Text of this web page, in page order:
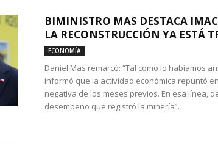
BIMINISTRO MAS DESTACA
LA RECONSTRUCCIÓN YA ESTÁ
ECONOMÍA
Daniel Mas remarcó: “Tal como lo habíamos
informó que la actividad económica repuntó
negativa de los meses previos. En esa línea,
desempeño que registró la minería”.